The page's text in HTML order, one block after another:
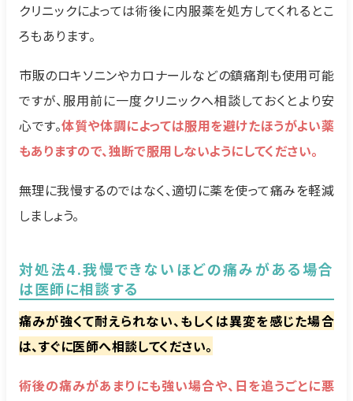
クリニックによっては術後に内服薬を処方してくれるとこ
ろもあります。
市販のロキソニンやカロナールなどの鎮痛剤も使用可能
ですが、服用前に一度クリニックへ相談しておくとより安
心です。体質や体調によっては服用を避けたほうがよい薬
もありますので、独断で服用しないようにしてください。
無理に我慢するのではなく、適切に薬を使って痛みを軽減
しましょう。
対処法4.我慢できないほどの痛みがある場合
は医師に相談する
痛みが強くて耐えられない、もしくは異変を感じた場合
は、すぐに医師へ相談してください。
術後の痛みがあまりにも強い場合や、日を追うごとに悪